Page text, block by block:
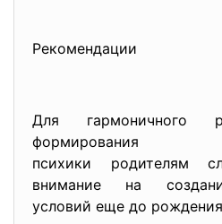
Рекомендации
Для гармоничного
психики родителям
внимание на
условий еще до